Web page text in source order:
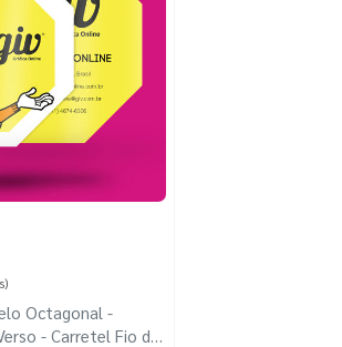
Octagonal -
- Carretel Fio de